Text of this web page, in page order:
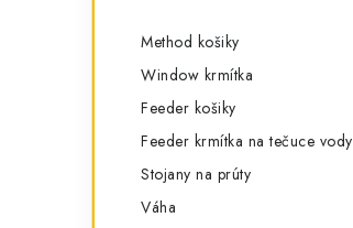
Method košiky
Window krmítka
Feeder košiky
Feeder krmítka na tečuce vody
Stojany na prúty
Váha